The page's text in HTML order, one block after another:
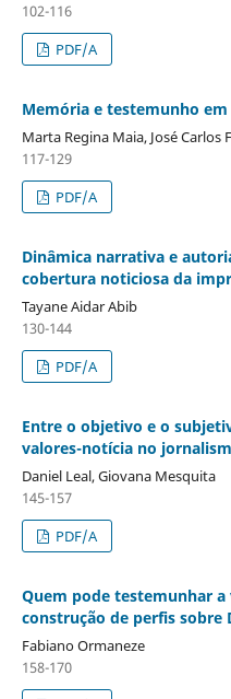
102-116
PDF/A
Memória e testemunho
Marta Regina Maia, José Carlos
117-129
PDF/A
Dinâmica narrativa e
cobertura noticiosa da
Tayane Aidar Abib
130-144
PDF/A
Entre o objetivo e o
valores-notícia no
Daniel Leal, Giovana Mesquita
145-157
PDF/A
Quem pode testemunhar
construção de perfis sobre
Fabiano Ormaneze
158-170